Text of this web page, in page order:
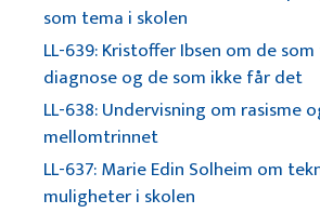
som tema i skolen
LL-639: Kristoffer Ibsen om de
diagnose og de som ikke får det
LL-638: Undervisning om rasisme
mellomtrinnet
LL-637: Marie Edin Solheim om
muligheter i skolen